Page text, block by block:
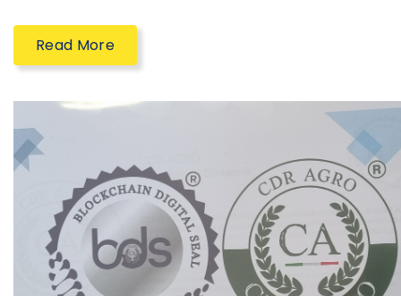
Read More